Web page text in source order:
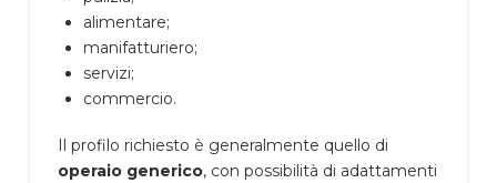
alimentare;
manifatturiero;
servizi;
commercio.
Il profilo richiesto è generalmente quello di
operaio generico, con possibilità di adattamenti